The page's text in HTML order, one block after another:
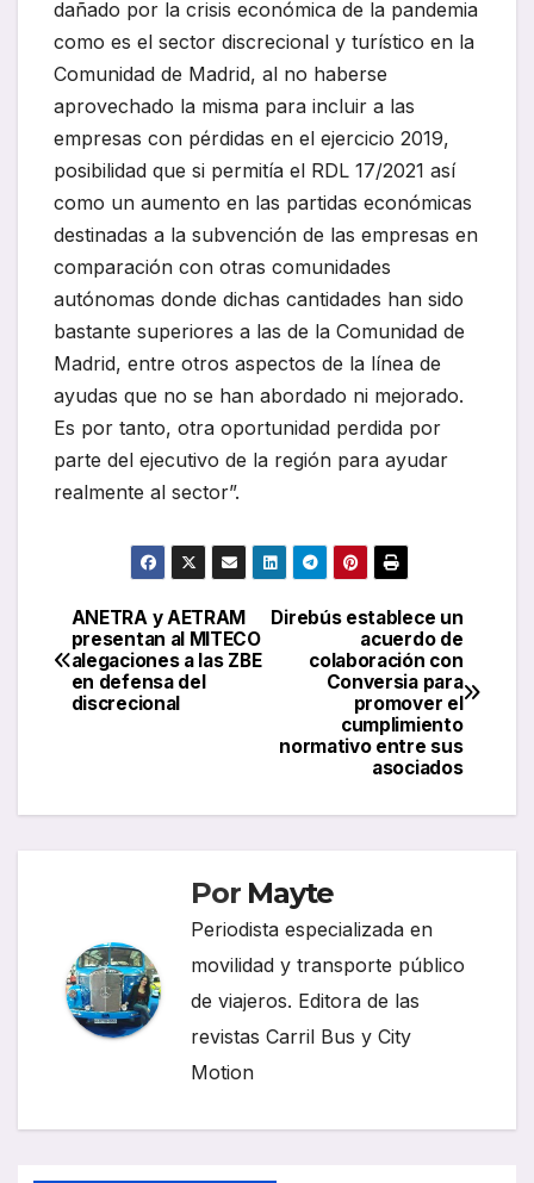
dañado por la crisis económica de la pandemia
como es el sector discrecional y turístico en la
Comunidad de Madrid, al no haberse
aprovechado la misma para incluir a las
empresas con pérdidas en el ejercicio 2019,
posibilidad que si permitía el RDL 17/2021 así
como un aumento en las partidas económicas
destinadas a la subvención de las empresas en
comparación con otras comunidades
autónomas donde dichas cantidades han sido
bastante superiores a las de la Comunidad de
Madrid, entre otros aspectos de la línea de
ayudas que no se han abordado ni mejorado.
Es por tanto, otra oportunidad perdida por
parte del ejecutivo de la región para ayudar
realmente al sector”.
Navegación
de
Direbús establece un
acuerdo de
colaboración con
Conversia para
promover el
cumplimiento
normativo entre sus
asociados
ANETRA y AETRAM
presentan al MITECO
alegaciones a las ZBE
en defensa del
discrecional
Por Mayte
Periodista especializada en
movilidad y transporte público
de viajeros. Editora de las
revistas Carril Bus y City
Motion